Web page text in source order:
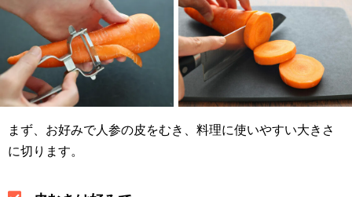
まず、お好みで人参の皮をむき、料理に使いやすい大きさ
に切ります。